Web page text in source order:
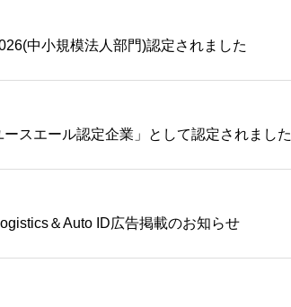
中小規模法人部門)認定されました
スエール認定企業」として認定されました
＆Auto ID広告掲載のお知らせ